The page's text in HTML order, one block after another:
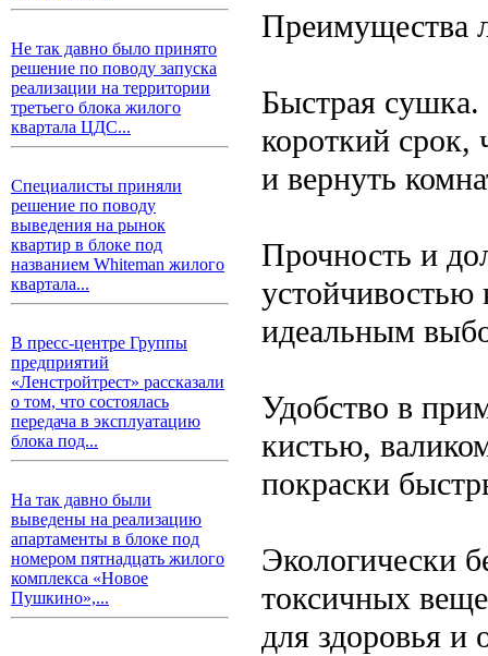
Не так давно было принято
решение по поводу запуска
реализации на территории
третьего блока жилого
квартала ЦДС...
Специалисты приняли
решение по поводу
выведения на рынок
квартир в блоке под
названием Whiteman жилого
квартала...
В пресс-центре Группы
предприятий
«Ленстройтрест» рассказали
о том, что состоялась
передача в эксплуатацию
блока под...
На так давно были
выведены на реализацию
апартаменты в блоке под
номером пятнадцать жилого
комплекса «Новое
Пушкино»,...
Преимущества
Быстрая сушка.
короткий срок,
и вернуть
Прочность и
устойчивостью
идеальным
Удобство в
кистью,
покраски
Экологически
токсичных
для здоровья